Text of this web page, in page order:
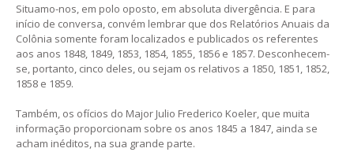
Situamo-nos, em polo oposto, em absoluta divergência. E para
início de conversa, convém lembrar que dos Relatórios Anuais da
Colônia somente foram localizados e publicados os referentes
aos anos 1848, 1849, 1853, 1854, 1855, 1856 e 1857. Desconhecem-
se, portanto, cinco deles, ou sejam os relativos a 1850, 1851, 1852,
1858 e 1859.
Também, os ofícios do Major Julio Frederico Koeler, que muita
informação proporcionam sobre os anos 1845 a 1847, ainda se
acham inéditos, na sua grande parte.